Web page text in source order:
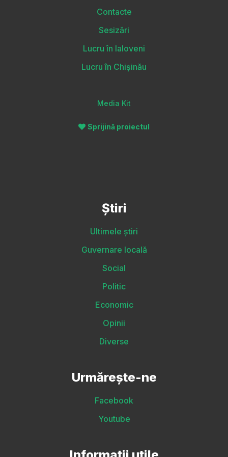
Contacte
Sesizări
Lucru în Ialoveni
Lucru în Chișinău
Media Kit
Sprijină proiectul
Știri
Ultimele știri
Guvernare locală
Social
Politic
Economic
Opinii
Diverse
Urmărește-ne
Facebook
Youtube